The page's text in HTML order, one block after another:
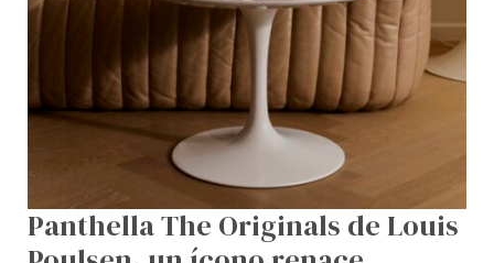
Panthella The Originals de Louis